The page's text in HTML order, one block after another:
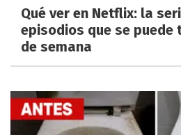
Qué ver en Netflix: la
episodios que se puede
de semana